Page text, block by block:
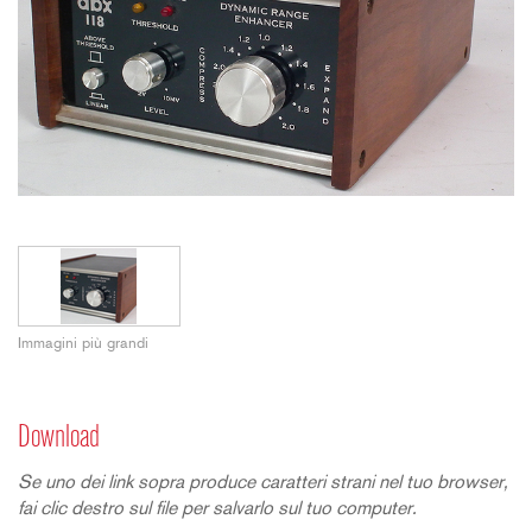
Immagini più grandi
Download
Se uno dei link sopra produce caratteri strani nel tuo browser,
fai clic destro sul file per salvarlo sul tuo computer.